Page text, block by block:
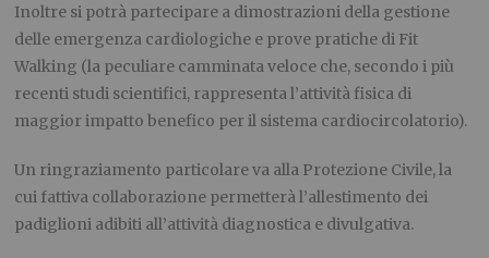
Inoltre si potrà partecipare a dimostrazioni della gestione
delle emergenza cardiologiche e prove pratiche di Fit
Walking (la peculiare camminata veloce che, secondo i più
recenti studi scientifici, rappresenta l’attività fisica di
maggior impatto benefico per il sistema cardiocircolatorio).
Un ringraziamento particolare va alla Protezione Civile, la
cui fattiva collaborazione permetterà l’allestimento dei
padiglioni adibiti all’attività diagnostica e divulgativa.